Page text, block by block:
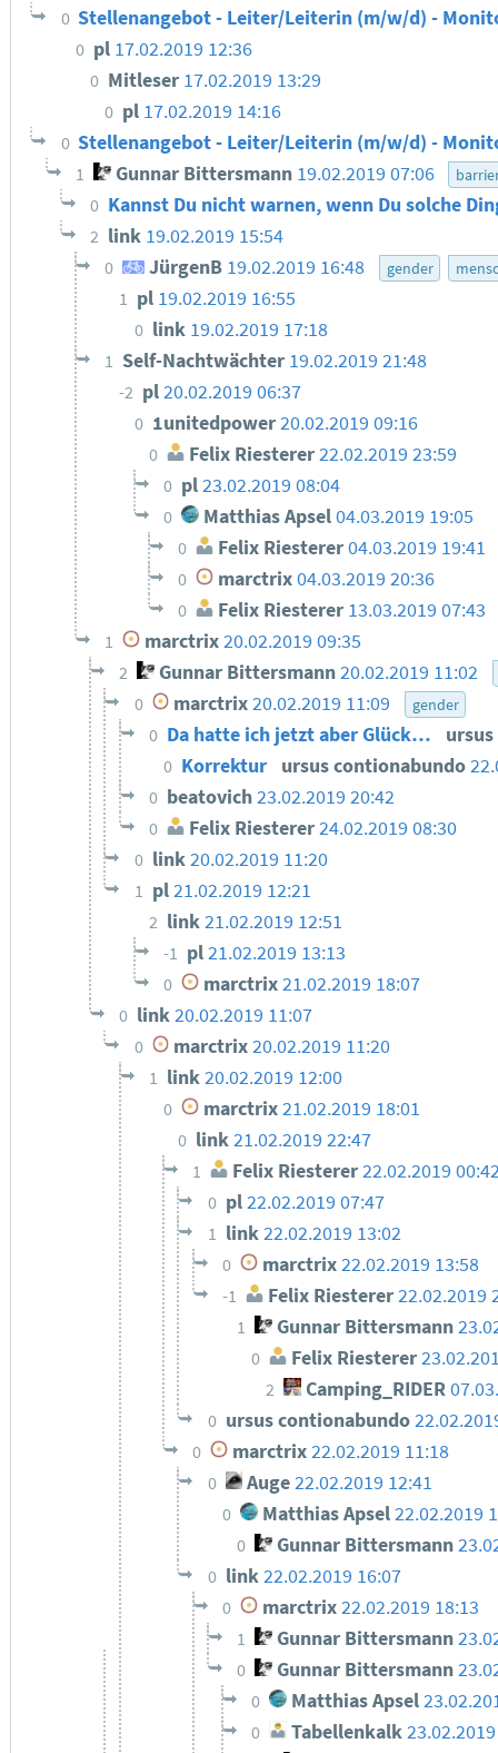
0 Stellenangebot - Leiter/Leiterin (m/w/d) -
0 pl 17.02.2019 12:36
0 Mitleser 17.02.2019 13:29
0 pl 17.02.2019 14:16
0 Stellenangebot - Leiter/Leiterin (m/w/d) -
1 Gunnar Bittersmann 19.02.2019 07:06
0 Kannst Du nicht warnen, wenn Du solche
2 link 19.02.2019 15:54
0 JürgenB 19.02.2019 16:48 gender
1 pl 19.02.2019 16:55
0 link 19.02.2019 17:18
1 Self-Nachtwächter 19.02.2019 21:48
-2 pl20.02.2019 06:37
0 1unitedpower20.02.2019 09:16
0 Felix Riesterer 22.02.2019 23:59
0 pl23.02.2019 08:04
0 Matthias Apsel04.03.2019 19:05
0 Felix Riesterer04.03.2019 19:41
0 marctrix04.03.2019 20:36
0 Felix Riesterer 13.03.2019 07:43
1 marctrix20.02.2019 09:35
2 Gunnar Bittersmann20.02.2019 11:02
0 marctrix20.02.2019 11:09 gender
0 Da hatte ich jetzt aber Glück…
0 Korrektur ursus contionabundo
0 beatovich23.02.2019 20:42
0 Felix Riesterer 24.02.2019 08:30
0 link20.02.2019 11:20
1 pl21.02.2019 12:21
2 link21.02.2019 12:51
-1 pl21.02.2019 13:13
0 marctrix21.02.2019 18:07
0 link20.02.2019 11:07
0 marctrix20.02.2019 11:20
1 link20.02.2019 12:00
0 marctrix21.02.2019 18:01
0 link21.02.2019 22:47
1 Felix Riesterer22.02.2019
0 pl22.02.2019 07:47
1 link22.02.2019 13:02
0 marctrix 22.02.2019 13:58
-1 Felix Riesterer 22.02.2019
1 Gunnar Bittersmann
0 Felix Riesterer
2 Camping_RIDER
0 ursus contionabundo
0 marctrix22.02.2019 11:18
0 Auge22.02.2019 12:41
0 Matthias Apsel 22.02.2019
0 Gunnar Bittersmann
0 link22.02.2019 16:07
0 marctrix 22.02.2019 18:13
1 Gunnar Bittersmann
0 Gunnar Bittersmann
0 Matthias Apsel
0 Tabellenkalk